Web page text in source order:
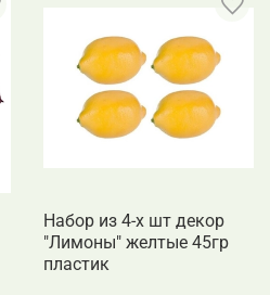
Набор из 4-х шт декор
"Лимоны" желтые 45гр
пластик